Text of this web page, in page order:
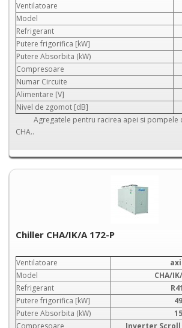
Ventilatoare
Model
Refrigerant
Putere frigorifica [kW]
Putere Absorbita (kW)
Compresoare
Numar Circuite
Alimentare [V]
Nivel de zgomot [dB]
Agregatele pentru racirea apei si pompele
CHA..
Chiller CHA/IK/A 172-P
Ventilatoare
Model
CHA/
Refrigerant
Putere frigorifica [kW]
Putere Absorbita (kW)
Compresoare
Inverter Scroll